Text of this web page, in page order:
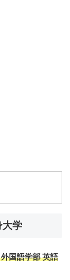
大学
国語学部 英語